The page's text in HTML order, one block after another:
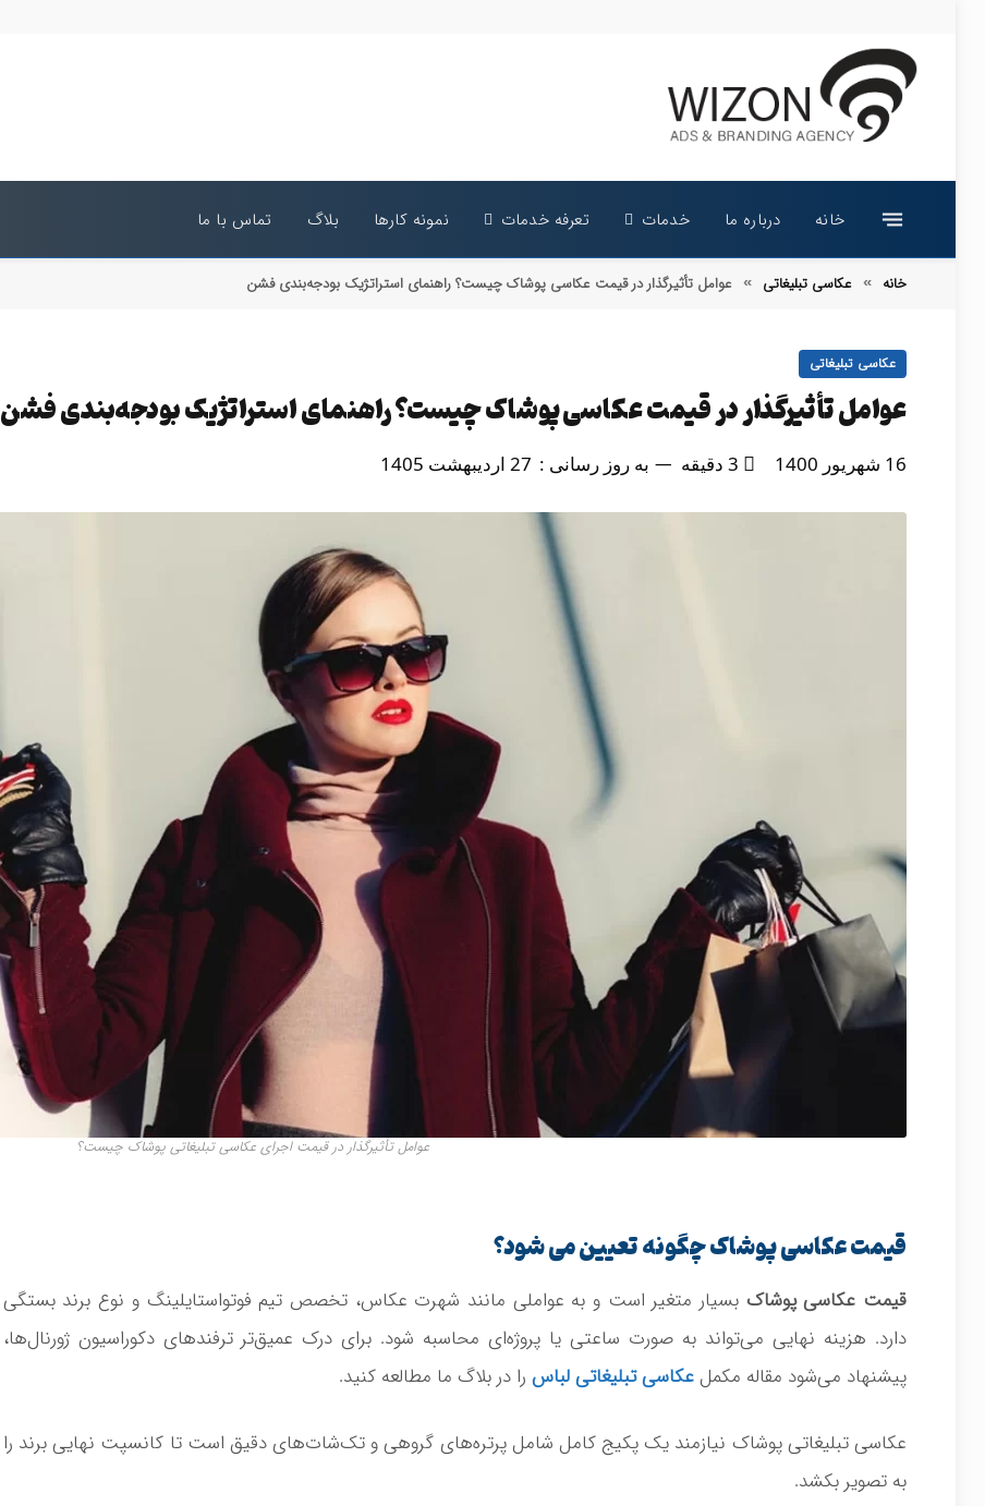
خانه درباره ما خدمات تعرفه خدمات نمونه کارها بلاگ تماس با ما
خانه » عکاسی تبلیغاتی » عوامل تأثیرگذار در قیمت عکاسی پوشاک چیست؟ راهنمای استراتژیک بودجه‌بندی فشن
عکاسی تبلیغاتی
عوامل تأثیرگذار در قیمت عکاسی پوشاک چیست؟ راهنمای استراتژیک بودجه‌بندی فشن
16 شهریور 1400 3 دقیقه به روز رسانی : 27 اردیبهشت 1405
عوامل تأثیرگذار در قیمت اجرای عکاسی تبلیغاتی پوشاک چیست؟
قیمت عکاسی پوشاک چگونه تعیین می شود؟
قیمت عکاسی پوشاک بسیار متغیر است و به عواملی مانند شهرت عکاس، تخصص تیم فوتواستایلینگ و نوع برند بستگی
دارد. هزینه نهایی می‌تواند به صورت ساعتی یا پروژه‌ای محاسبه شود. برای درک عمیق‌تر ترفندهای دکوراسیون ژورنال‌ها،
پیشنهاد می‌شود مقاله مکملعکاسی تبلیغاتی لباس را در بلاگ ما مطالعه کنید.
عکاسی تبلیغاتی پوشاک نیازمند یک پکیج کامل شامل پرتره‌های گروهی و تک‌شات‌های دقیق است تا کانسپت نهایی برند را
به تصویر بکشد.